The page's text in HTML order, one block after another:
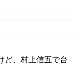
ど、村上信五で台